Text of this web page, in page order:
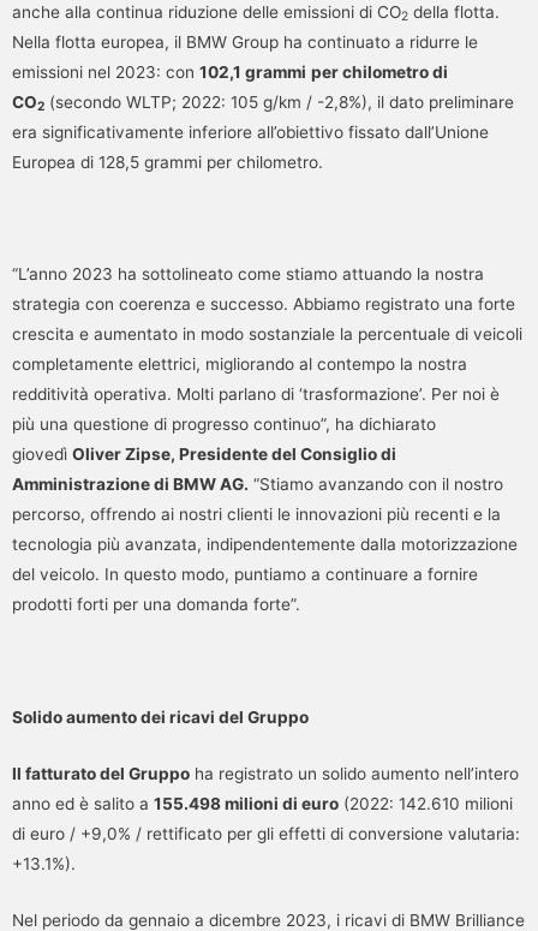
anche alla continua riduzione delle emissioni di CO2 della flotta.
Nella flotta europea, il BMW Group ha continuato a ridurre le
emissioni nel 2023: con 102,1 grammi per chilometro di
CO2 (secondo WLTP; 2022: 105 g/km / -2,8%), il dato preliminare
era significativamente inferiore all’obiettivo fissato dall’Unione
Europea di 128,5 grammi per chilometro.
“L’anno 2023 ha sottolineato come stiamo attuando la nostra
strategia con coerenza e successo. Abbiamo registrato una forte
crescita e aumentato in modo sostanziale la percentuale di veicoli
completamente elettrici, migliorando al contempo la nostra
redditività operativa. Molti parlano di ‘trasformazione’. Per noi è
più una questione di progresso continuo”, ha dichiarato
giovedì Oliver Zipse, Presidente del Consiglio di
Amministrazione di BMW AG. “Stiamo avanzando con il nostro
percorso, offrendo ai nostri clienti le innovazioni più recenti e la
tecnologia più avanzata, indipendentemente dalla motorizzazione
del veicolo. In questo modo, puntiamo a continuare a fornire
prodotti forti per una domanda forte”.
Solido aumento dei ricavi del Gruppo
Il fatturato del Gruppo ha registrato un solido aumento nell’intero
anno ed è salito a 155.498 milioni di euro (2022: 142.610 milioni
di euro / +9,0% / rettificato per gli effetti di conversione valutaria:
+13.1%).
Nel periodo da gennaio a dicembre 2023, i ricavi di BMW Brilliance